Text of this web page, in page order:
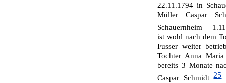
22.11.1794 in
Müller Caspar
Schauernheim –
ist wohl nach dem
Fusser weiter
Tochter Anna
bereits 3 Monate
Caspar Schmidt25